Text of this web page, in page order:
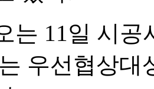
는 11일 시
우선협상대